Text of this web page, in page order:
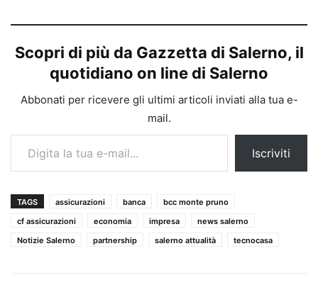
Scopri di più da Gazzetta di Salerno, il
quotidiano on line di Salerno
Abbonati per ricevere gli ultimi articoli inviati alla tua e-
mail.
Digita la tua e-mail...
Iscriviti
TAGS assicurazioni banca
bcc monte pruno
cf assicurazioni
economia impresa
news salerno
Notizie Salerno
partnership salerno attualità tecnocasa